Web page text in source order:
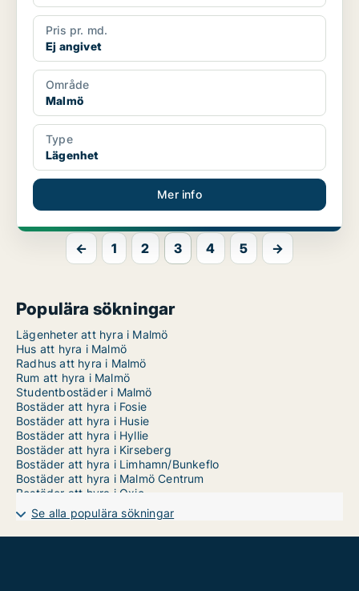
Pris pr. md.
Ej angivet
Område
Malmö
Type
Lägenhet
Mer info
← 1 2 3 4 5 →
Populära sökningar
Lägenheter att hyra i Malmö
Hus att hyra i Malmö
Radhus att hyra i Malmö
Rum att hyra i Malmö
Studentbostäder i Malmö
Bostäder att hyra i Fosie
Bostäder att hyra i Husie
Bostäder att hyra i Hyllie
Bostäder att hyra i Kirseberg
Bostäder att hyra i Limhamn/Bunkeflo
Bostäder att hyra i Malmö Centrum
Bostäder att hyra i Oxie
Bostäder att hyra i Rosengård
Bostäder att hyra i Sofielund
Se alla populära sökningar